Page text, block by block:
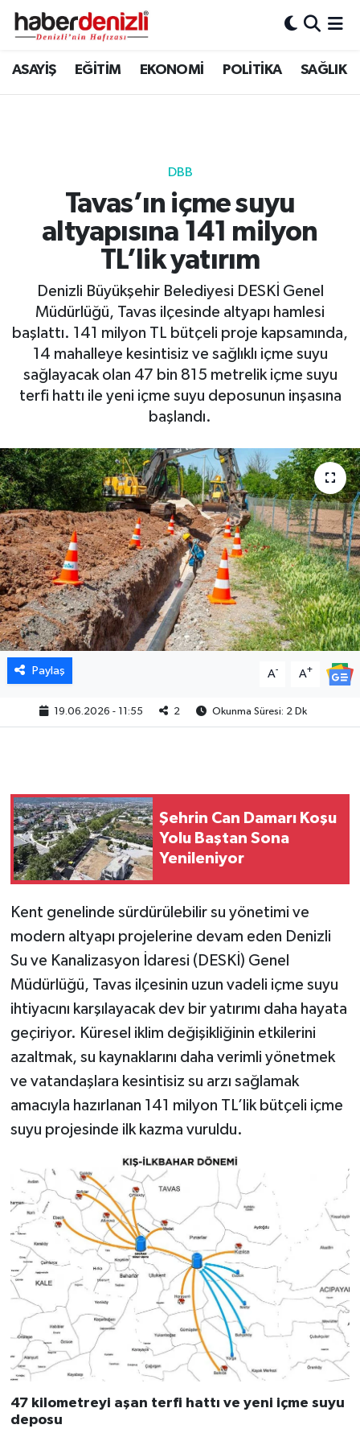
ASAYİŞ EĞİTİM EKONOMİ POLİTİKA SAĞLIK
DBB
Tavas’ın içme suyu
altyapısına 141 milyon
TL’lik yatırım
Denizli Büyükşehir Belediyesi DESKİ Genel
Müdürlüğü, Tavas ilçesinde altyapı hamlesi
başlattı. 141 milyon TL bütçeli proje kapsamında,
14 mahalleye kesintisiz ve sağlıklı içme suyu
sağlayacak olan 47 bin 815 metrelik içme suyu
terfi hattı ile yeni içme suyu deposunun inşasına
başlandı.
Paylaş A- A+
19.06.2026 - 11:55 2 Okunma Süresi: 2 Dk
Şehrin Can Damarı Koşu
Yolu Baştan Sona
Yenileniyor
Kent genelinde sürdürülebilir su yönetimi ve
modern altyapı projelerine devam eden Denizli
Su ve Kanalizasyon İdaresi (DESKİ) Genel
Müdürlüğü, Tavas ilçesinin uzun vadeli içme suyu
ihtiyacını karşılayacak dev bir yatırımı daha hayata
geçiriyor. Küresel iklim değişikliğinin etkilerini
azaltmak, su kaynaklarını daha verimli yönetmek
ve vatandaşlara kesintisiz su arzı sağlamak
amacıyla hazırlanan 141 milyon TL’lik bütçeli içme
suyu projesinde ilk kazma vuruldu.
47 kilometreyi aşan terfi hattı ve yeni içme suyu
deposu
Denizli Nöbetçi Eczaneler
Tüm Manşetler
Son Dakika Haberleri
Haber Arşivi